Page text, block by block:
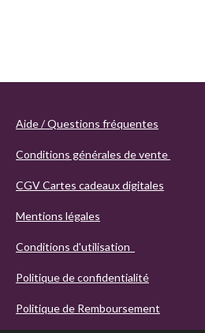
Aide / Questions fréquentes
Conditions générales de vente
CGV Cartes cadeaux digitales
Mentions légales
Conditions d'utilisation
Politique de confidentialité
Politique de Remboursement